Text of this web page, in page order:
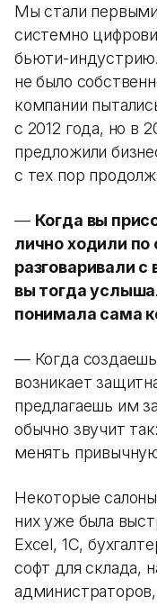
Мы стали
системно
бьюти-
не было
компании
с 2012 года, но в
предложили
с тех пор
— Когда вы
лично ходили
разговаривали
вы тогда
понимала сама
— Когда
возникает
предлагаешь им
обычно звучит
менять
Некоторые
них уже была
Excel, 1С,
софт для склада,